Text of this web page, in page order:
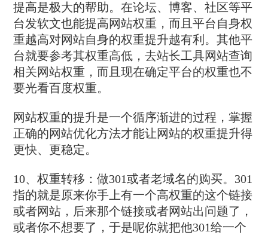
提高是极大的帮助。在论坛、博客、社区等平
台发软文也能提高网站权重，而且平台自身权
重越高对网站自身的权重提升越有利。其他平
台就要参考其权重高低，去站长工具网站查询
相关网站权重，而且现在确定平台的权重也不
要光看百度权重。
网站权重的提升是一个循序渐进的过程，掌握
正确的网站优化方法才能让网站的权重提升得
更快、更稳定。
10、权重转移：做301或者老域名的购买。301
指的就是原来你手上有一个高权重的这个链接
或者网站，后来那个链接或者网站出问题了，
或者你不想要了，于是呢你就把他301给一个